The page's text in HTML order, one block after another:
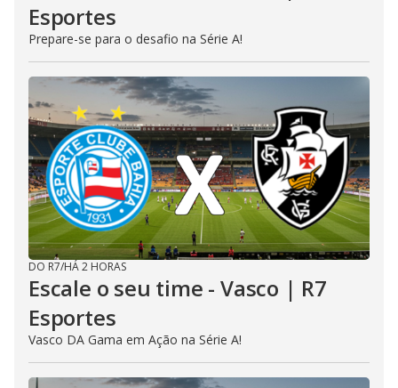
Esportes
Prepare-se para o desafio na Série A!
DO R7/HÁ 2 HORAS
Escale o seu time - Vasco | R7
Esportes
Vasco DA Gama em Ação na Série A!